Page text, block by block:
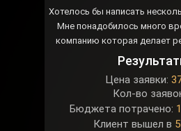
Хотелось бы написать
Мне понадобилось много
компанию которая делает
Клиент вышел в
Кол-во
Цена заявки:
Бюджета потрачено: